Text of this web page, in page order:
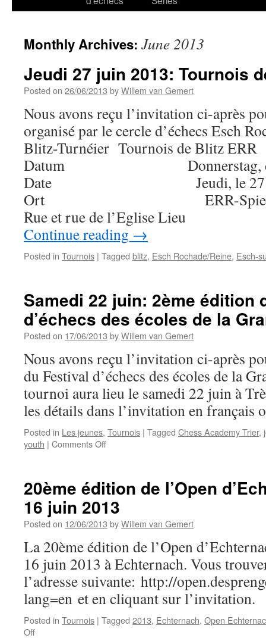
Monthly Archives: June 2013
Jeudi 27 juin 2013: Tournois
Posted on 26/06/2013 byWillem van Gemert
Nous avons reçu l’invitation ci-après
organisé par le cercle d’échecs Esch
Blitz-Turnéier Tournois de Blitz ERR
Datum Donnerstag, den
Date Jeudi, le 27
Ort ERR-Spiellokal,
Rue et rue de l’Eglise
Continue reading →
Posted in Tournois | Tagged blitz, Esch Rochade/Reine, Esch-
Samedi 22 juin: 2ème édition
d’échecs des écoles de la
Posted on 17/06/2013 byWillem van Gemert
Nous avons reçu l’invitation ci-après
du Festival d’échecs des écoles de la
tournoi aura lieu le samedi 22 juin à
les détails dans l’invitation en français
Posted in Les jeunes, Tournois | Tagged Chess Academy Trier,
youth | Comments Offon
2ème
édition
du
Festival
des
écoles
la
Grande
Région
20ème édition de l’Open
16 juin 2013
Posted on 12/06/2013 byWillem van Gemert
La 20ème édition de l’Open
16 juin 2013 à Echternach. Vous
l’adresse suivante: http://
lang=en et en cliquant sur l’invitation.
Posted in Tournois | Tagged 2013, Echternach, Open
Offon